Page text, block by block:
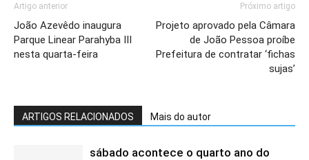
Artigo anterior
João Azevêdo inaugura
Parque Linear Parahyba III
nesta quarta-feira
Próximo artigo
Projeto aprovado pela Câmara
de João Pessoa proíbe
Prefeitura de contratar ‘fichas
sujas’
ARTIGOS RELACIONADOS Mais do autor
sábado acontece o quarto ano do